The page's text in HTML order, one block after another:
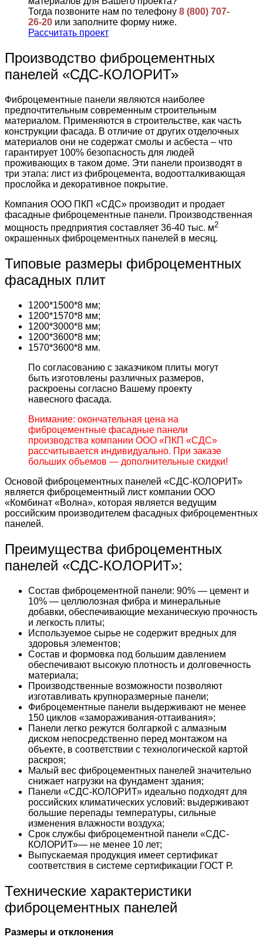
Тогда позвоните нам по телефону 8 (800) 707-
26-20 или заполните форму ниже.
Рассчитать проект
Производство фиброцементных
панелей «СДС-КОЛОРИТ»
Фиброцементные панели являются наиболее
предпочтительным современным строительным
материалом. Применяются в строительстве, как часть
конструкции фасада. В отличие от других отделочных
материалов они не содержат смолы и асбеста – что
гарантирует 100% безопасность для людей
проживающих в таком доме. Эти панели производят в
три этапа: лист из фиброцемента, водоотталкивающая
прослойка и декоративное покрытие.
Компания ООО ПКП «СДС» производит и продает
фасадные фиброцементные панели. Производственная
мощность предприятия составляет 36-40 тыс. м2
окрашенных фиброцементных панелей в месяц.
Типовые размеры фиброцементных
фасадных плит
1200*1500*8 мм;
1200*1570*8 мм;
1200*3000*8 мм;
1200*3600*8 мм;
1570*3600*8 мм.
По согласованию с заказчиком плиты могут
быть изготовлены различных размеров,
раскроены согласно Вашему проекту
навесного фасада.
Внимание: окончательная цена на
фиброцементные фасадные панели
производства компании ООО «ПКП «СДС»
рассчитывается индивидуально. При заказе
больших объемов — дополнительные скидки!
Основой фиброцементных панелей «СДС-КОЛОРИТ»
является фиброцементный лист компании ООО
«Комбинат «Волна», которая является ведущим
российским производителем фасадных фиброцементных
панелей.
Преимущества фиброцементных
панелей «СДС-КОЛОРИТ»:
Состав фиброцементной панели: 90% — цемент и
10% — целлюлозная фибра и минеральные
добавки, обеспечивающие механическую прочность
и легкость плиты;
Используемое сырье не содержит вредных для
здоровья элементов;
Состав и формовка под большим давлением
обеспечивают высокую плотность и долговечность
материала;
Производственные возможности позволяют
изготавливать крупноразмерные панели;
Фиброцементные панели выдерживают не менее
150 циклов «замораживания-оттаивания»;
Панели легко режутся болгаркой с алмазным
диском непосредственно перед монтажом на
объекте, в соответствии с технологической картой
раскроя;
Малый вес фиброцементных панелей значительно
снижает нагрузки на фундамент здания;
Панели «СДС-КОЛОРИТ» идеально подходят для
российских климатических условий: выдерживают
большие перепады температуры, сильные
изменения влажности воздуха;
Срок службы фиброцементной панели «СДС-
КОЛОРИТ»— не менее 10 лет;
Выпускаемая продукция имеет сертификат
соответствия в системе сертификации ГОСТ Р.
Технические характеристики
фиброцементных панелей
Размеры и отклонения